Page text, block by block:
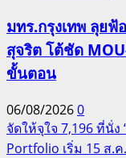
มทร.กรุงเทพ ลุย
สุจริต โต้ชัด
ขั้นตอน
06/08/20260
จัดให้จุใจ 7,196 ที่นั่ง
Portfolio เริ่ม 15 ส.